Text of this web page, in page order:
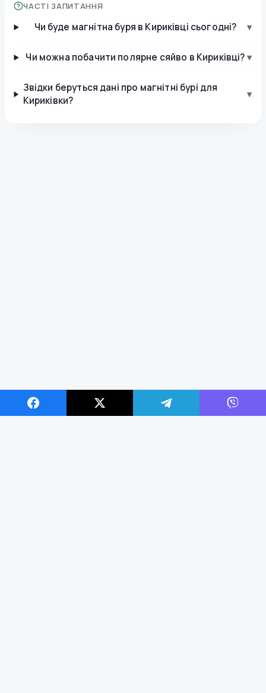
ЧАСТІ ЗАПИТАННЯ
Чи буде магнітна буря в Кириківці сьогодні? ▾
Чи можна побачити полярне сяйво в Кириківці? ▾
Звідки беруться дані про магнітні бурі для
Кириківки?
▾